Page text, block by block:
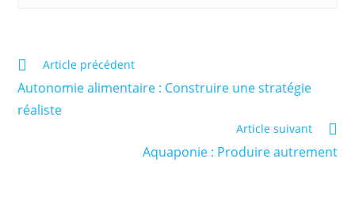
Read
articles
Article précédent
Autonomie alimentaire : Construire une stratégie
réaliste
Article suivant
Aquaponie : Produire autrement